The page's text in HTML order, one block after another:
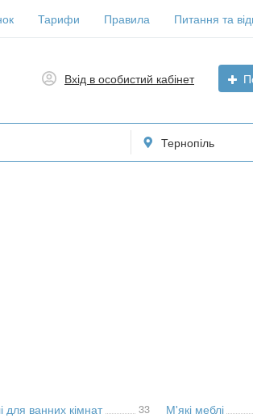
Тарифи Правила Питання та
Вхід в особистий кабінет
Тернопіль
для ванних кімнат 33 М'які меблі